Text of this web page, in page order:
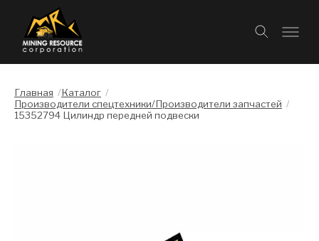
Главная /Каталог /
Производители спецтехники/Производители запчастей /
15352794 Цилиндр передней подвески